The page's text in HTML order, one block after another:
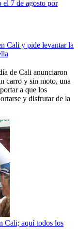
7 de agosto por
Cali y pide levantar la
de Cali anunciaron
carro y sin moto, una
a que los
y disfrutar de la
Cali; aquí todos los